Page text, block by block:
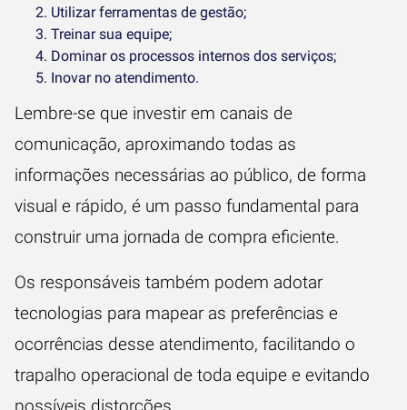
Utilizar ferramentas de gestão;
Treinar sua equipe;
Dominar os processos internos dos serviços;
Inovar no atendimento.
Lembre-se que investir em canais de
comunicação, aproximando todas as
informações necessárias ao público, de forma
visual e rápido, é um passo fundamental para
construir uma jornada de compra eficiente.
Os responsáveis também podem adotar
tecnologias para mapear as preferências e
ocorrências desse atendimento, facilitando o
trapalho operacional de toda equipe e evitando
possíveis distorções.